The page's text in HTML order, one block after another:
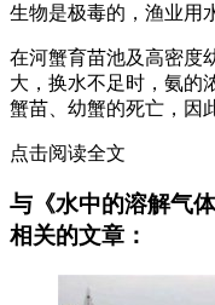
生物是极毒的，渔业用
在河蟹育苗池及高密度
大，换水不足时，氨的
蟹苗、幼蟹的死亡，因
点击阅读全文
与《水中的溶解气
相关的文章：